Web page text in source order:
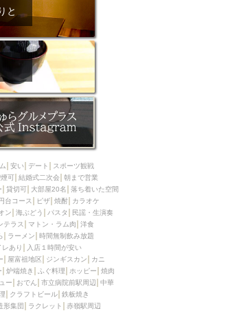
イズ
無制飲み放題
料理
鍋
い
カン
古島駅周辺
ふぐ料理
フェ）
おでん
料理
駅周辺
造形集団
と
安い デート
スポーツ観戦
可 結婚式二次会 朝まで営業
貸切可 大部屋20名
落ち着いた空間
台コース ピザ 焼酎
カラオケ
ン 海ぶどう パスタ
民謡・生演奏
テラス マトン・ラム肉
洋食
ラーメン
時間無制飲み放題
あり
入店１時間が安い
屋富祖地区 ジンギスカン
カニ
炉端焼き ふぐ料理 ホッピー
焼肉
ー おでん 市立病院前駅周辺
中華
クラフトビール 鉄板焼き
形集団 ラクレット 赤嶺駅周辺